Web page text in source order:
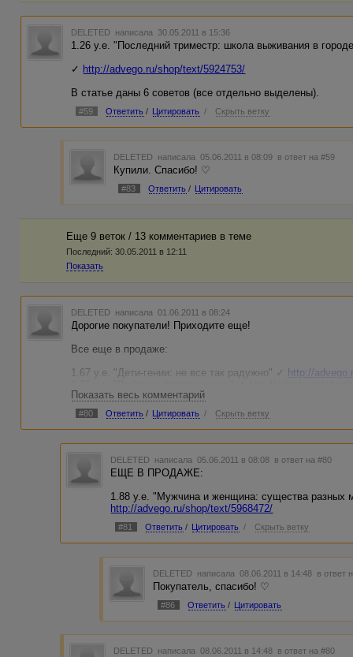
DELETED написала 30.05.2011 в 15:36
1.26 у.е. "Последний триместр: школа выживания в
✓ http://advego.ru/shop/text/5924753/
В статье даны 6 советов (все отдельно выделены).
#59 Ответить / Цитировать / Скрыть ветку
DELETED написала 05.06.2011 в 08:09 в ответ на #59
Купили. Спасибо! ♡
#83 Ответить / Цитировать
Еще 9 веток / 13 комментариев в темe
Последний: 30.05.2011 в 12:11
Показать
DELETED написала 01.06.2011 в 08:24
Дорогие покупатели! Приходите еще!
Все еще в продаже:
1.67 у.е. "Дети-гении: не все так радужно" ✓
http://
1.88 у.е. "Мужчина и женщина: существа разных миров"
1.60 у.е. "Как помочь ребенку стать более популярным в
http://advego.ru/shop/text/5924722/
1.26 у.е. "Последний триместр: школа выживания в
ВСЕ статьи - по 0,45, Все - чистой воды копирайтинг,
грамотно и качественно!
Показать весь комментарий
#80 Ответить / Цитировать / Скрыть ветку
DELETED написала 05.06.2011 в 08:08 в ответ на #80
ЕЩЕ В ПРОДАЖЕ:
1.88 у.е. "Мужчина и женщина: существа разных
http://advego.ru/shop/text/5968472/
#81 Ответить / Цитировать / Скрыть ветку
DELETED написала 08.06.2011 в 14:48 в ответ
Покупатель, спасибо! ♡
#86 Ответить / Цитировать
DELETED написала 08.06.2011 в 14:48 в ответ на #80